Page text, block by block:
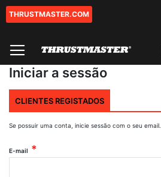
Conteúdo
THRUSTMASTER.COM
Iniciar a sessão
CLIENTES REGISTADOS
Se possuir uma conta, inicie sessão com o seu email.
E-mail